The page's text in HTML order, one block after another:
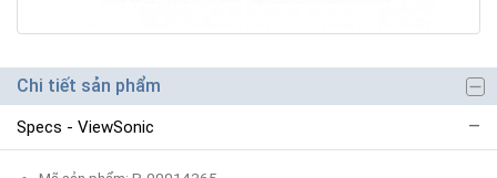
Chi tiết sản phẩm
Specs - ViewSonic